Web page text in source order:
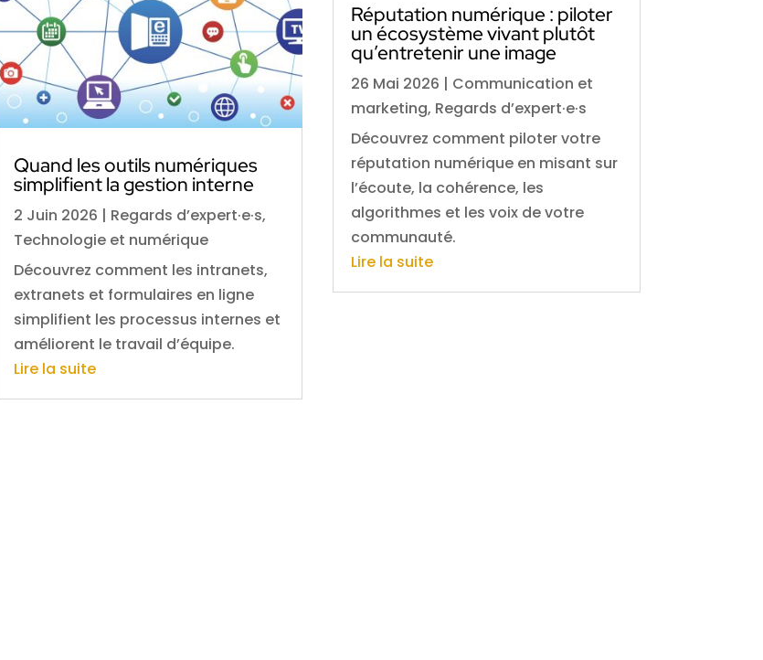
Quand les outils numériques
simplifient la gestion interne
2 Juin 2026 | Regards d’expert·e·s,
Technologie et numérique
Découvrez comment les intranets,
extranets et formulaires en ligne
simplifient les processus internes et
améliorent le travail d’équipe.
Lire la suite
Réputation numérique : piloter
un écosystème vivant plutôt
qu’entretenir une image
26 Mai 2026 | Communication et
marketing, Regards d’expert·e·s
Découvrez comment piloter votre
réputation numérique en misant sur
l’écoute, la cohérence, les
algorithmes et les voix de votre
communauté.
Lire la suite